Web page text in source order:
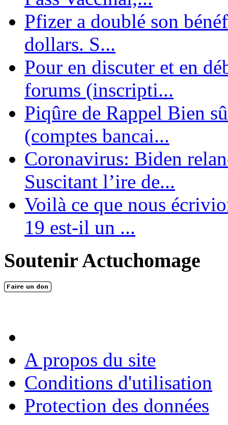
Pfizer a doublé son
dollars. S...
Pour en discuter et en
forums (inscripti...
Piqûre de Rappel Bien
(comptes bancai...
Coronavirus: Biden
Suscitant l’ire de...
Voilà ce que nous
19 est-il un ...
Soutenir Actuchomage
A propos du site
Conditions d'utilisation
Protection des données